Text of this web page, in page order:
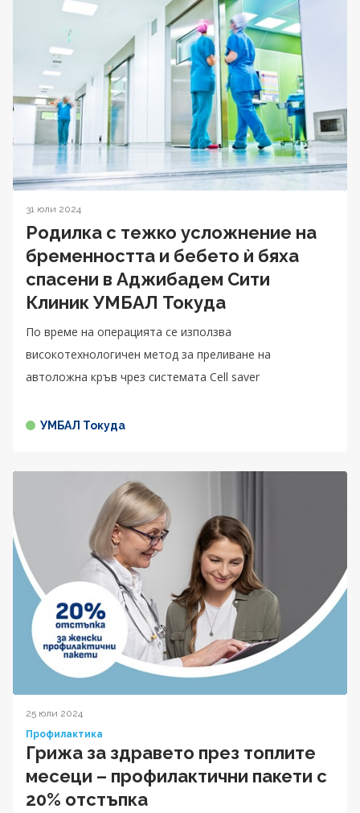
31 юли 2024
Родилка с тежко усложнение на
бременността и бебето ѝ бяха
спасени в Аджибадем Сити
Клиник УМБАЛ Токуда
По време на операцията се използва
високотехнологичен метод за преливане на
автоложна кръв чрез системата Cell saver
УМБАЛ Токуда
25 юли 2024
Профилактика
Грижа за здравето през топлите
месеци – профилактични пакети с
20% отстъпка